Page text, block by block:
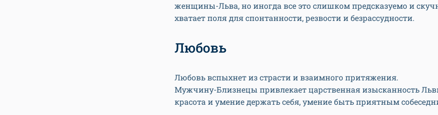
женщины-Льва, но иногда все это слишком предсказуемо и
хватает поля для спонтанности, резвости и безрассудности.
Любовь
Любовь вспыхнет из страсти и взаимного притяжения.
Мужчину-Близнецы привлекает царственная изысканность
красота и умение держать себя, умение быть приятным